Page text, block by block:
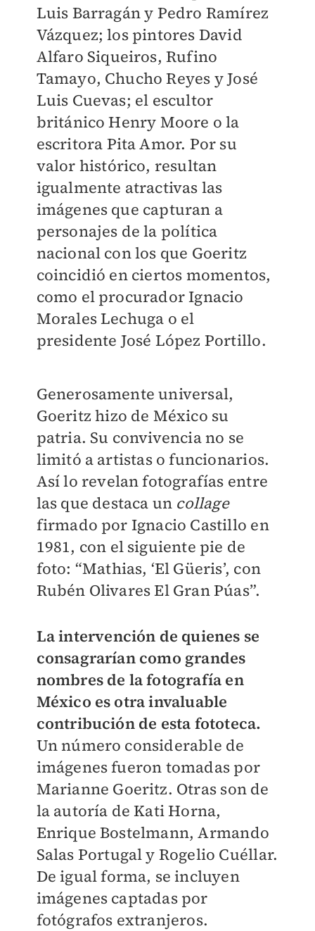
Luis Barragán y Pedro Ramírez
Vázquez; los pintores David
Alfaro Siqueiros, Rufino
Tamayo, Chucho Reyes y José
Luis Cuevas; el escultor
británico Henry Moore o la
escritora Pita Amor. Por su
valor histórico, resultan
igualmente atractivas las
imágenes que capturan a
personajes de la política
nacional con los que Goeritz
coincidió en ciertos momentos,
como el procurador Ignacio
Morales Lechuga o el
presidente José López Portillo.
Generosamente universal,
Goeritz hizo de México su
patria. Su convivencia no se
limitó a artistas o funcionarios.
Así lo revelan fotografías entre
las que destaca un collage
firmado por Ignacio Castillo en
1981, con el siguiente pie de
foto: “Mathias, ‘El Güeris’, con
Rubén Olivares El Gran Púas”.
La intervención de quienes se
consagrarían como grandes
nombres de la fotografía en
México es otra invaluable
contribución de esta fototeca.
Un número considerable de
imágenes fueron tomadas por
Marianne Goeritz. Otras son de
la autoría de Kati Horna,
Enrique Bostelmann, Armando
Salas Portugal y Rogelio Cuéllar.
De igual forma, se incluyen
imágenes captadas por
fotógrafos extranjeros.